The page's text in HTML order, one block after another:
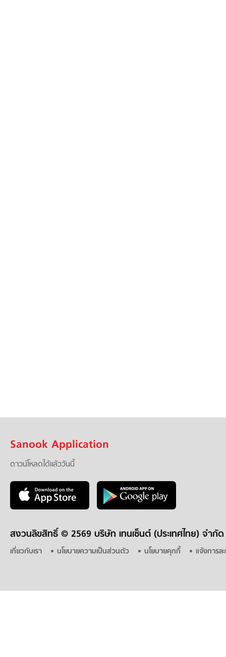
Sanook Application
ดาวน์โหลดได้แล้ววันนี้
สงวนลิขสิทธิ์ © 2569 บริษัท เทนเซ็นต์ (ประเทศไทย) จำกัด
เกี่ยวกับเรา นโยบายความเป็นส่วนตัว นโยบายคุกกี้ แจ้งการล